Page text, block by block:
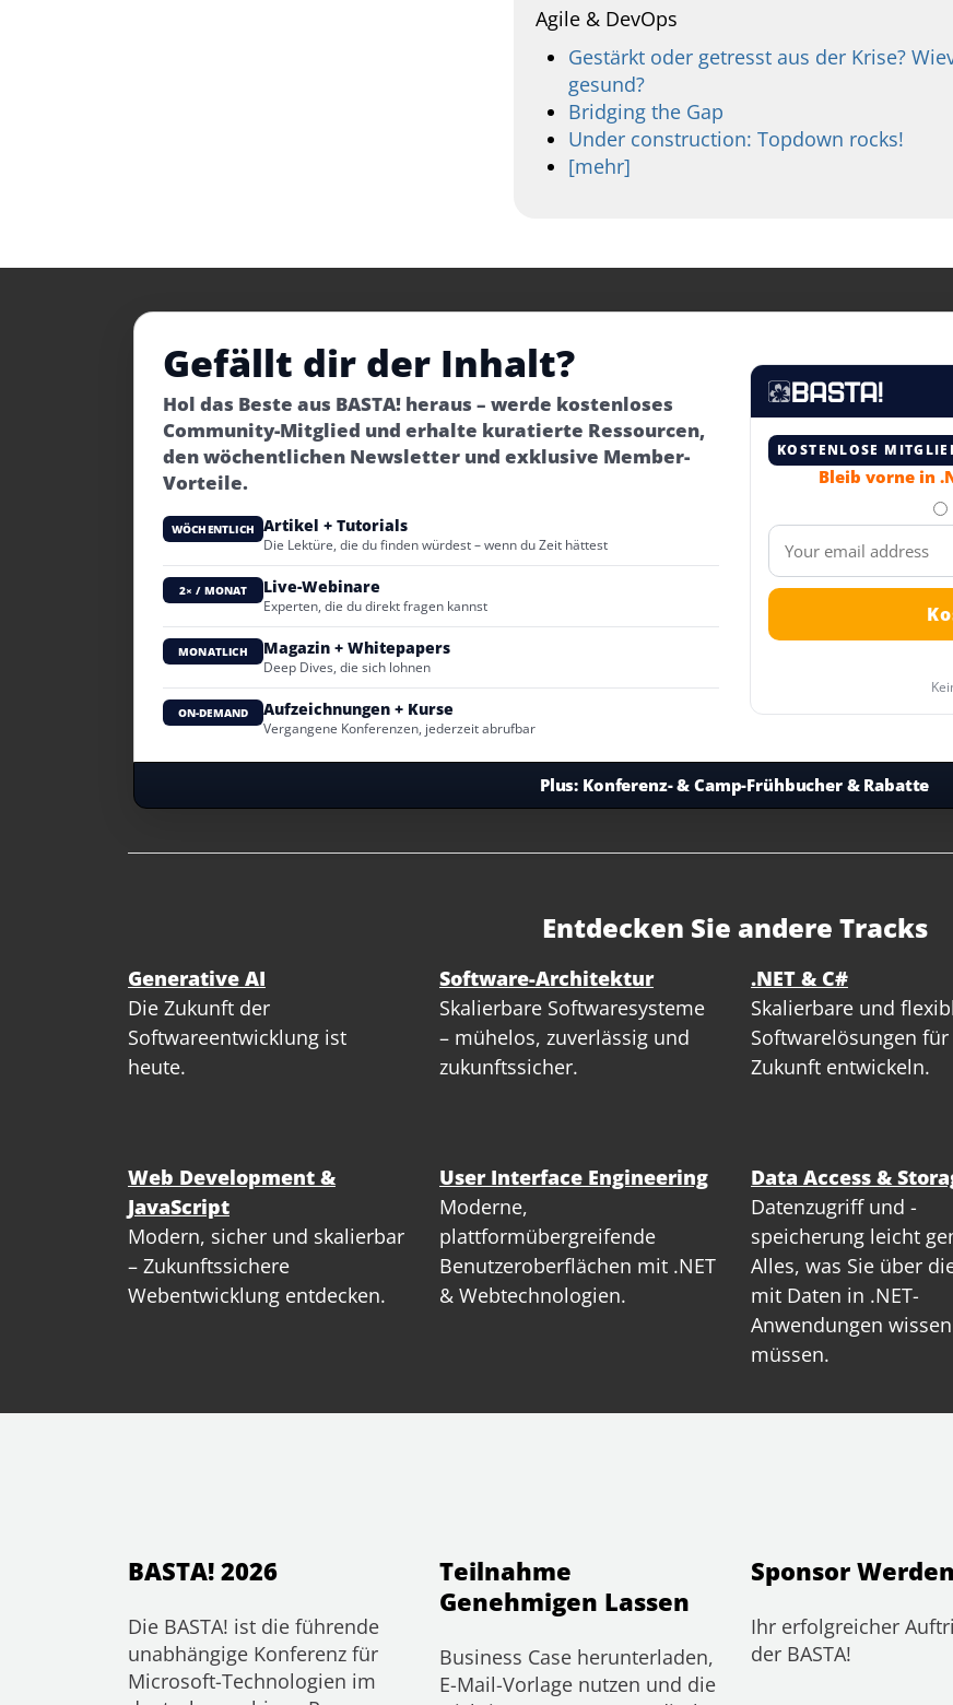
Agile & DevOps
Gestärkt oder getresst aus der Krise?
gesund?
Bridging the Gap
Under construction: Topdown rocks!
[mehr]
Gefällt dir der Inhalt?
Hol das Beste aus BASTA! heraus – werde kostenloses
Community-Mitglied und erhalte kuratierte Ressourcen,
den wöchentlichen Newsletter und exklusive Member-
Vorteile.
WÖCHENTLICH Artikel + Tutorials
Die Lektüre, die du finden würdest – wenn du Zeit hättest
2× / MONAT Live-Webinare
Experten, die du direkt fragen kannst
MONATLICH Magazin + Whitepapers
Deep Dives, die sich lohnen
ON-DEMAND Aufzeichnungen + Kurse
Vergangene Konferenzen, jederzeit abrufbar
KOSTENLOSE
Bleib vorne in
Plus: Konferenz- & Camp-Frühbucher & Rabatte
Entdecken Sie andere Tracks
Generative AI
Die Zukunft der
Softwareentwicklung ist
heute.
Software-Architektur
Skalierbare Softwaresysteme
– mühelos, zuverlässig und
zukunftssicher.
.NET & C#
Skalierbare und
Softwarelösungen
Zukunft entwickeln.
Web Development &
JavaScript
Modern, sicher und skalierbar
– Zukunftssichere
Webentwicklung entdecken.
User Interface Engineering
Moderne,
plattformübergreifende
Benutzeroberflächen mit .NET
& Webtechnologien.
Data Access &
Datenzugriff und -
speicherung leicht
Alles, was Sie über
mit Daten in .NET-
Anwendungen wissen
müssen.
BASTA! 2026
Die BASTA! ist die führende
unabhängige Konferenz für
Microsoft-Technologien im
Teilnahme
Genehmigen Lassen
Business Case herunterladen,
E-Mail-Vorlage nutzen und die
Sponsor Werden
Ihr erfolgreicher
der BASTA!